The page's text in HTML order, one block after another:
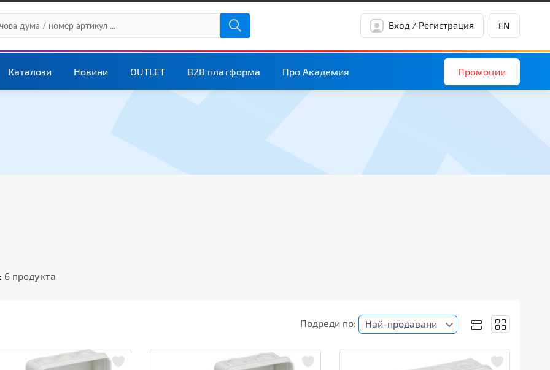
Вход / Регистрация EN
Каталози Новини OUTLET B2B платформа Про Академия Промоции
6 продукта
Подреди по: Най-продавани